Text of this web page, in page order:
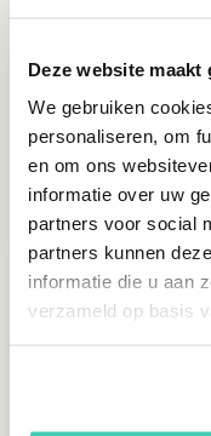
Deze website
We gebruiken
personaliseren, om
en om ons
informatie over uw
partners voor social
partners kunnen
informatie die u aan
verzameld op basis
bijvoorbeeld
pagina zetten
Content
naar je eigen